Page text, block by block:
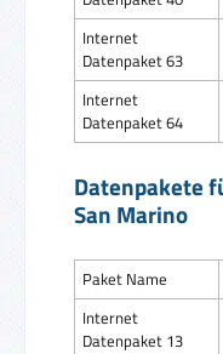
Internet
Datenpaket 63
Internet
Datenpaket 64
Datenpakete
San Marino
Paket Name
Internet
Datenpaket 13